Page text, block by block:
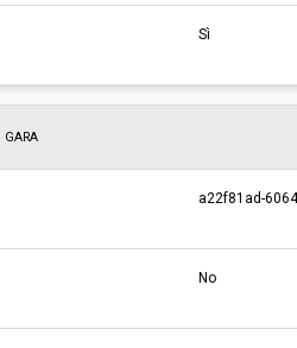
Sì
GARA
a22f81ad-
No